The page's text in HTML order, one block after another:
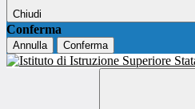
Chiudi
Conferma
Annulla Conferma